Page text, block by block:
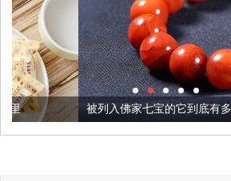
被列入佛家七宝的它到底有多美？